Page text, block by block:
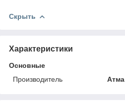
Скрыть
Характеристики
Основные
Производитель
Атма